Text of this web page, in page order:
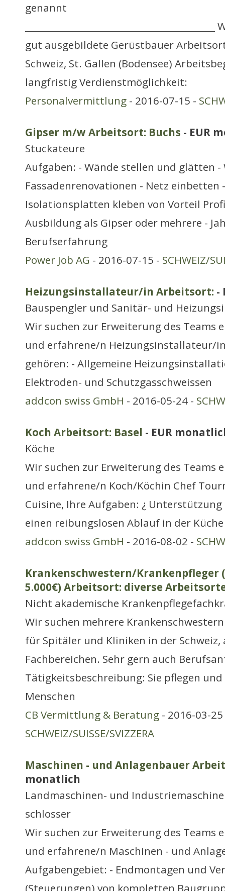
genannt
gut ausgebildete Gerüstbauer
Schweiz, St. Gallen (Bodensee)
langfristig Verdienstmöglichkeit:
Personalvermittlung - 2016-07-15 -
Gipser m/w Arbeitsort: Buchs - EUR
Stuckateure
Aufgaben: - Wände stellen und glätten -
Fassadenrenovationen - Netz einbetten
Isolationsplatten kleben von Vorteil
Ausbildung als Gipser oder mehrere -
Berufserfahrung
Power Job AG - 2016-07-15 - SCHWEIZ/
Heizungsinstallateur/in Arbeitsort: -
Bauspengler und Sanitär- und
Wir suchen zur Erweiterung des Teams
und erfahrene/n Heizungsinstallateur/
gehören: - Allgemeine
Elektroden- und Schutzgasschweissen
addcon swiss GmbH - 2016-05-24 -
Koch Arbeitsort: Basel - EUR
Köche
Wir suchen zur Erweiterung des Teams
und erfahrene/n Koch/Köchin Chef
Cuisine, Ihre Aufgaben: ¿
einen reibungslosen Ablauf in der
addcon swiss GmbH - 2016-08-02 -
Krankenschwestern/Krankenpfleger
5.000€) Arbeitsort: diverse
Nicht akademische
Wir suchen mehrere
für Spitäler und Kliniken in der
Fachbereichen. Sehr gern auch
Tätigkeitsbeschreibung: Sie pflegen
Menschen
CB Vermittlung & Beratung - 2016-03-
SCHWEIZ/SUISSE/SVIZZERA
Maschinen - und Anlagenbauer
monatlich
Landmaschinen- und
schlosser
Wir suchen zur Erweiterung des Teams
und erfahrene/n Maschinen - und
Aufgabengebiet: - Endmontagen und
(Steuerungen) von kompletten